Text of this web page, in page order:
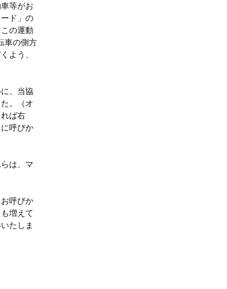
等がお
ド」の
の運動
車の側方
よう、
、当協
。（オ
ば右
呼びか
は、マ
呼びか
増えて
たしま